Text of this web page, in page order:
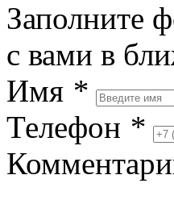
Заполните
с вами в
Имя *
Телефон *